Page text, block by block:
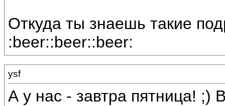
Откуда ты знаешь такие
:beer::beer::beer:
ysf
А у нас - завтра пятница! ;)